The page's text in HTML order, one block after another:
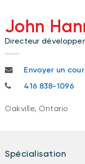
John
Directeur
john.hanna@bnc.ca
Envoyer un
416 838-1096
416 838-1096
Oakville, Ontario
Spécialisation